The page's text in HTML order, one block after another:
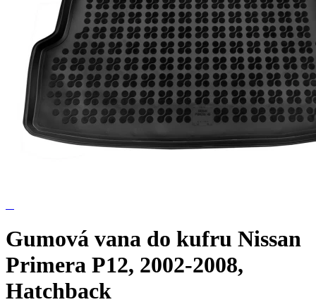
Gumová vana do kufru Nissan
Primera P12, 2002-2008,
Hatchback